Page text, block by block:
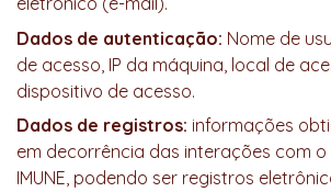
Dados de autenticação: Nome de
de acesso, IP da máquina, local de
dispositivo de acesso.
Dados de registros: informações
em decorrência das interações com o
IMUNE, podendo ser registros